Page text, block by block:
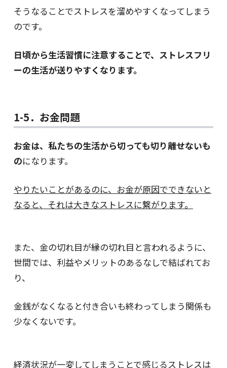
そうなることでストレスを溜めやすくなってしまう
のです。
日頃から生活習慣に注意することで、ストレスフリ
ーの生活が送りやすくなります。
1-5．お金問題
お金は、私たちの生活から切っても切り離せないも
のになります。
やりたいことがあるのに、お金が原因でできないと
なると、それは大きなストレスに繋がります。
また、金の切れ目が縁の切れ目と言われるように、
世間では、利益やメリットのあるなしで結ばれてお
り、
金銭がなくなると付き合いも終わってしまう関係も
少なくないです。
経済状況が一変してしまうことで感じるストレスは